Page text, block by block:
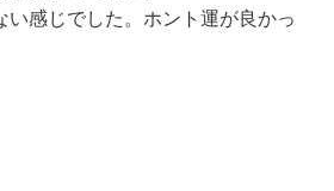
い感じでした。ホント運が良かっ